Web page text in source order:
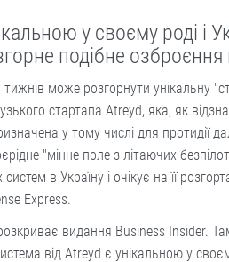
у своєму роді і
подібне озброєння
може розгорнути унікальну
стартапа Atreyd, яка, як
у тому числі для протидії
"мінне поле з літаючих
в Україну і очікує на її
Express.
видання Business Insider.
від Atreyd є унікальною у